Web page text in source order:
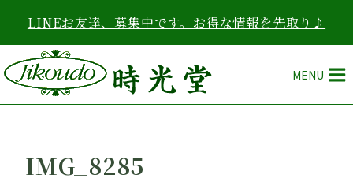
を
ス
キ
ッ
LINEお友達、募集中です。お得な情報を先取り♪
MENU
IMG_8285